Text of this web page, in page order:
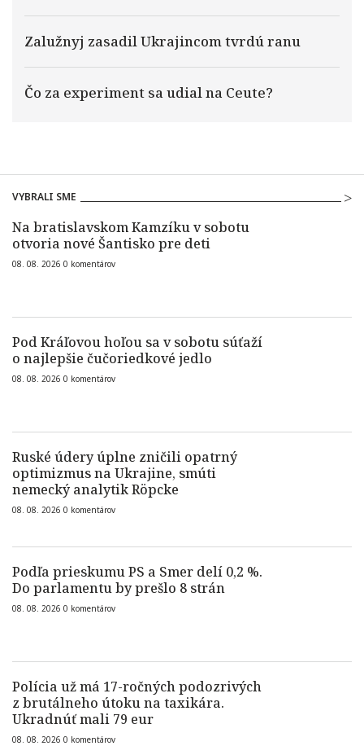
Zalužnyj zasadil Ukrajincom tvrdú ranu
Čo za experiment sa udial na Ceute?
VYBRALI SME
Na bratislavskom Kamzíku v sobotu
otvoria nové Šantisko pre deti
08. 08. 2026 0 komentárov
Pod Kráľovou hoľou sa v sobotu súťaží
o najlepšie čučoriedkové jedlo
08. 08. 2026 0 komentárov
Ruské údery úplne zničili opatrný
optimizmus na Ukrajine, smúti
nemecký analytik Röpcke
08. 08. 2026 0 komentárov
Podľa prieskumu PS a Smer delí 0,2 %.
Do parlamentu by prešlo 8 strán
08. 08. 2026 0 komentárov
Polícia už má 17-ročných podozrivých
z brutálneho útoku na taxikára.
Ukradnúť mali 79 eur
08. 08. 2026 0 komentárov